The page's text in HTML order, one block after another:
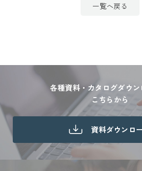
一覧へ戻る
各種資料・カタログダウン
こちらから
資料ダウンロ